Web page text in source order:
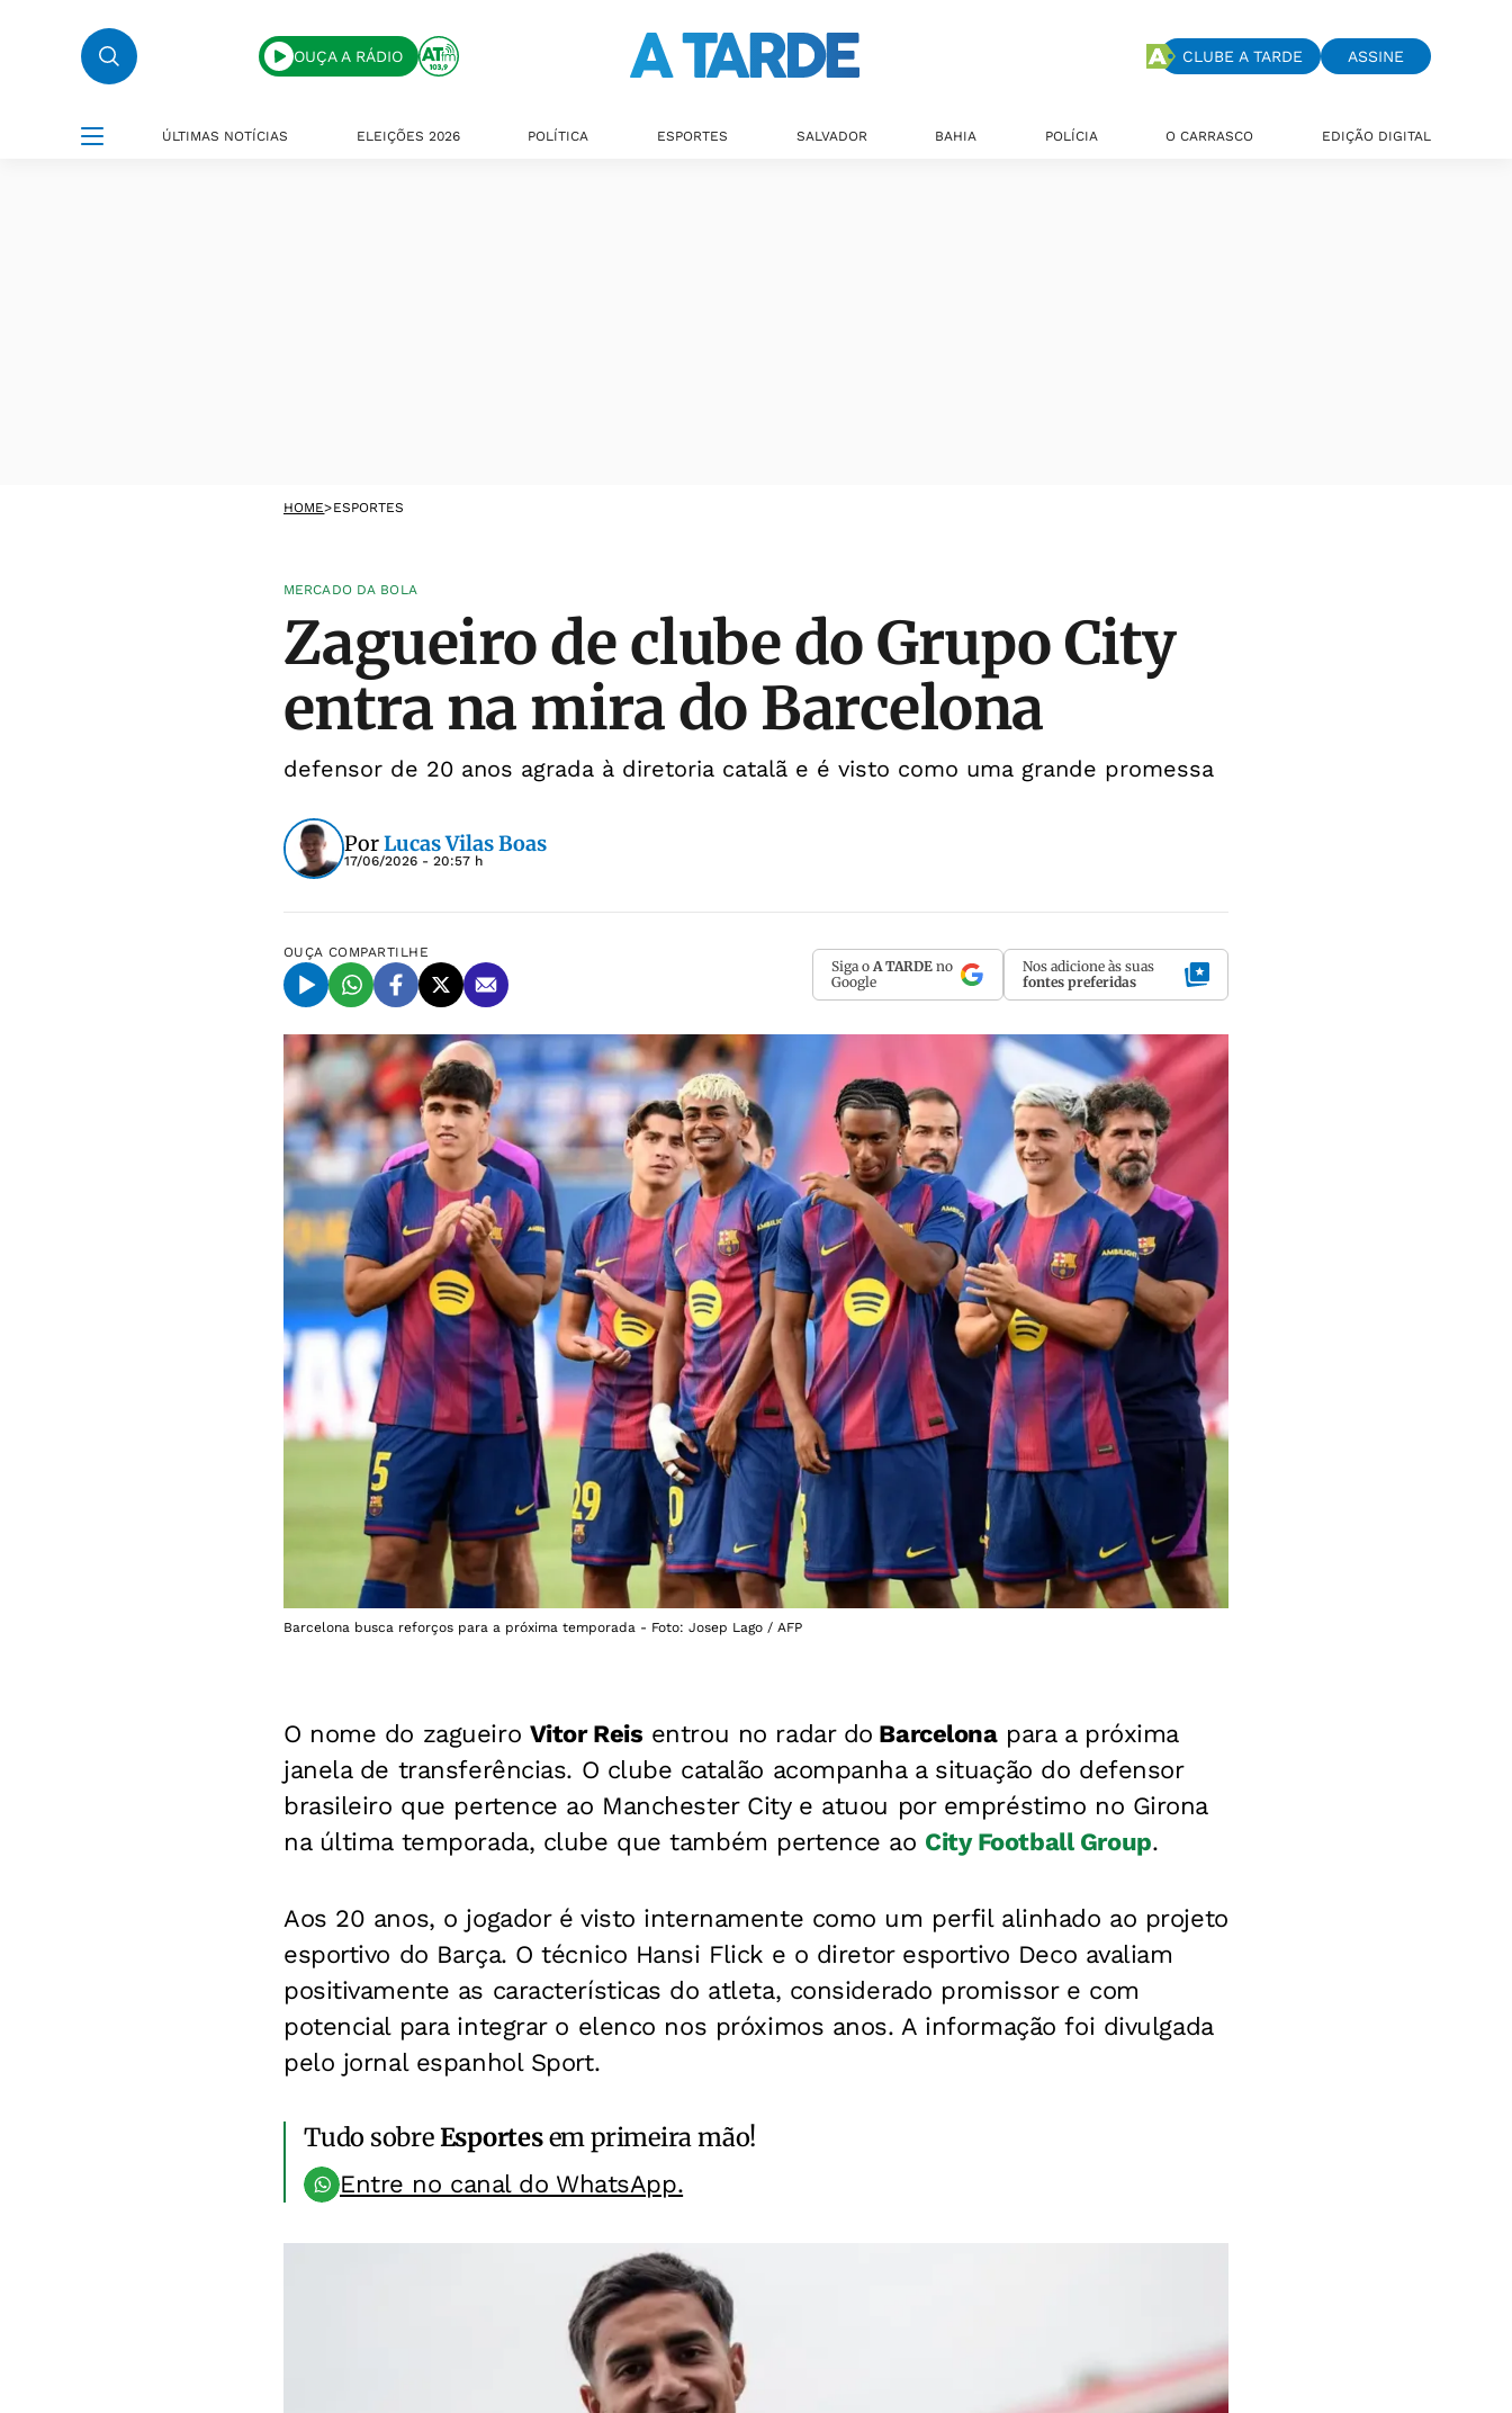
OUÇA A RÁDIO CLUBE A TARDE ASSINE
ÚLTIMAS NOTÍCIAS ELEIÇÕES 2026 POLÍTICA ESPORTES SALVADOR BAHIA POLÍCIA O CARRASCO EDIÇÃO DIGITAL
HOME>ESPORTES
MERCADO DA BOLA
Zagueiro de clube do Grupo City
entra na mira do Barcelona
defensor de 20 anos agrada à diretoria catalã e é visto como uma grande promessa
PorLucas Vilas Boas
17/06/2026 - 20:57 h
OUÇA COMPARTILHE
Siga o A TARDE no
Google
Nos adicione às suas
fontes preferidas
Barcelona busca reforços para a próxima temporada - Foto: Josep Lago / AFP
O nome do zagueiro Vitor Reis entrou no radar do Barcelonapara a próxima
janela de transferências. O clube catalão acompanha a situação do defensor
brasileiro que pertence ao Manchester City e atuou por empréstimo no Girona
na última temporada, clube que também pertence ao City Football Group.
Aos 20 anos, o jogador é visto internamente como um perfil alinhado ao projeto
esportivo do Barça. O técnico Hansi Flick e o diretor esportivo Deco avaliam
positivamente as características do atleta, considerado promissor e com
potencial para integrar o elenco nos próximos anos. A informação foi divulgada
pelo jornal espanhol Sport.
Tudo sobreEsportesem primeira mão!
Entre no canal do WhatsApp.